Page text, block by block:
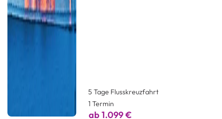
5 Tage Flusskreuzfahrt
1 Termin
ab 1.099 €